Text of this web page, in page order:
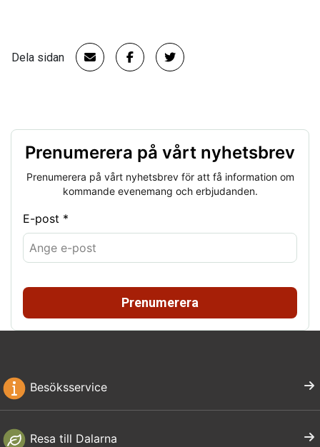
Dela sidan
Prenumerera på vårt nyhetsbrev
Prenumerera på vårt nyhetsbrev för att få information om
kommande evenemang och erbjudanden.
E-post *
Prenumerera
Besöksservice
Resa till Dalarna